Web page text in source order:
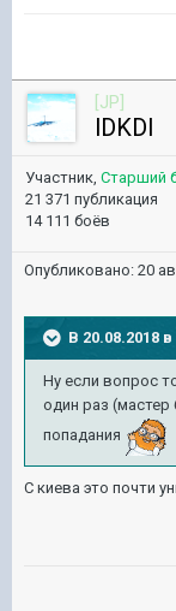
[JP]
lDKDl
Участник, Старший
21 371 публикация
14 111 боёв
Опубликовано: 20
В 20.08.2018
Ну если вопрос
один раз (мастер
попадания
С киева это почти